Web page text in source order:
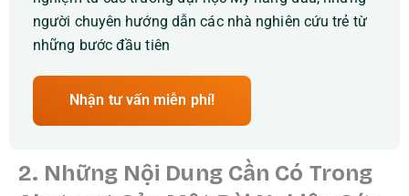
người chuyên hướng dẫn các nhà nghiên cứu trẻ từ
những bước đầu tiên
Nhận tư vấn miễn phí!
2. Những Nội Dung Cần Có Trong